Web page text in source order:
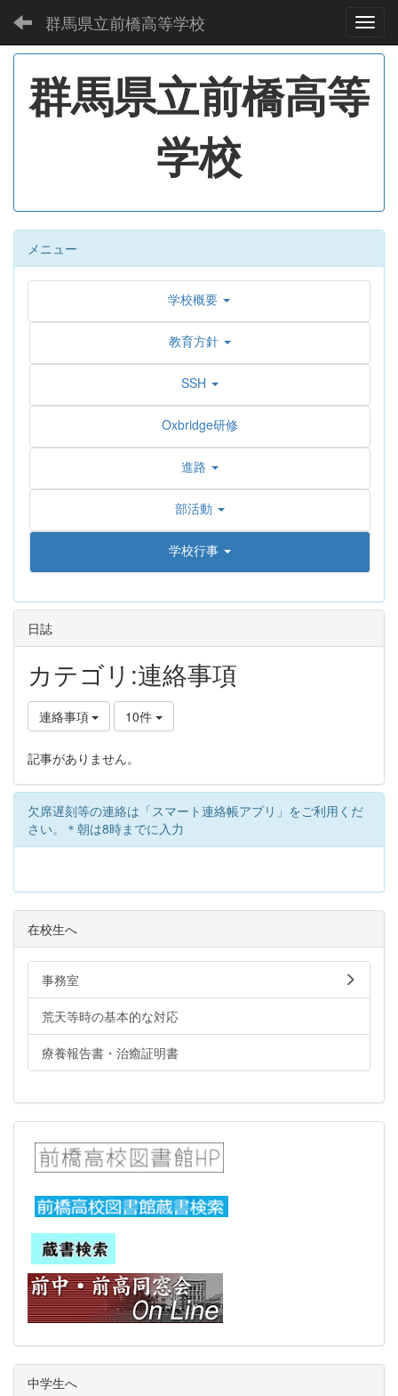
群馬県立前橋高等学校
群馬県立前橋高等
学校
メニュー
学校概要
教育方針
SSH
Oxbridge研修
進路
部活動
学校行事
日誌
カテゴリ:連絡事項
連絡事項 10件
記事がありません。
欠席遅刻等の連絡は「スマート連絡帳アプリ」をご利用くだ
さい。＊朝は8時までに入力
在校生へ
事務室
荒天等時の基本的な対応
療養報告書・治癒証明書
中学生へ